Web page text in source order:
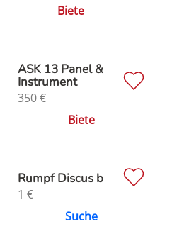
Biete
ASK 13 Panel &
Instrument
350€
Biete
Rumpf Discus b
1 €
Suche